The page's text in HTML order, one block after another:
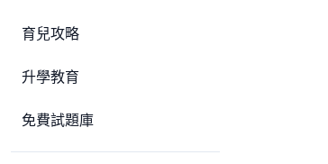
育兒攻略
升學教育
免費試題庫